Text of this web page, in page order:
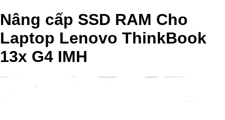
Nâng cấp SSD RAM Cho
Laptop Lenovo ThinkBook
13x G4 IMH